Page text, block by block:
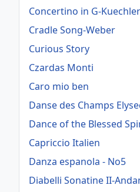
Concertino in G-Kuechler
Cradle Song-Weber
Curious Story
Czardas Monti
Caro mio ben
Danse des Champs
Dance of the Blessed
Capriccio Italien
Danza espanola - No5
Diabelli Sonatine II-